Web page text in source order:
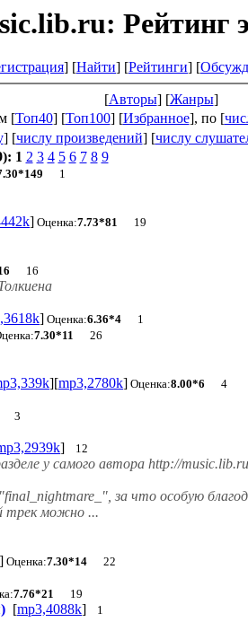
Рейтинг
] [Найти] [Рейтинги] [
[Авторы] [Жанры]
[Топ40] [Топ100] [Избранное], по [
] [числу произведений] [числу
1 2 3 4 5 6 7 8 9
1
] Оценка:7.73*81 19
16
] Оценка:6.36*4 1
7.30*11 26
][mp3,2780k] Оценка:8.00*6 4
3
] 12
у самого автора http://
"final_nightmare_", за что особую
трек можно ...
] Оценка:7.30*14 22
7.76*21 19
[mp3,4088k] 1